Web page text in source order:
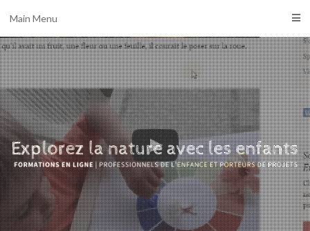
Eveil et Nature
Outils et Formations en ligne pour explorer la nature
avec les enfants
Main Menu